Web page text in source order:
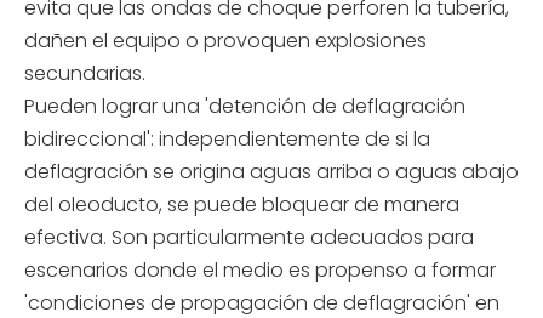
evita que las ondas de choque perforen la tubería,
dañen el equipo o provoquen explosiones
secundarias.
Pueden lograr una 'detención de deflagración
bidireccional': independientemente de si la
deflagración se origina aguas arriba o aguas abajo
del oleoducto, se puede bloquear de manera
efectiva. Son particularmente adecuados para
escenarios donde el medio es propenso a formar
'condiciones de propagación de deflagración' en